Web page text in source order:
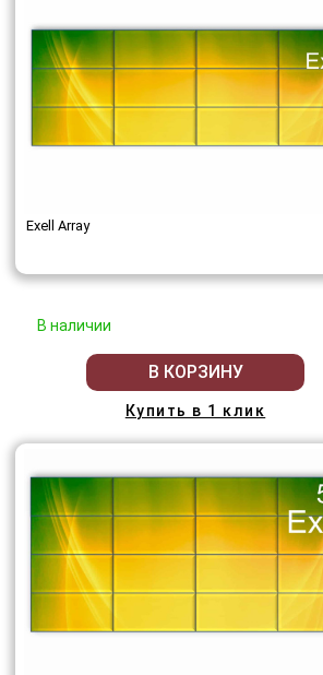
Exell Array
В наличии
В КОРЗИНУ
Купить в 1 клик